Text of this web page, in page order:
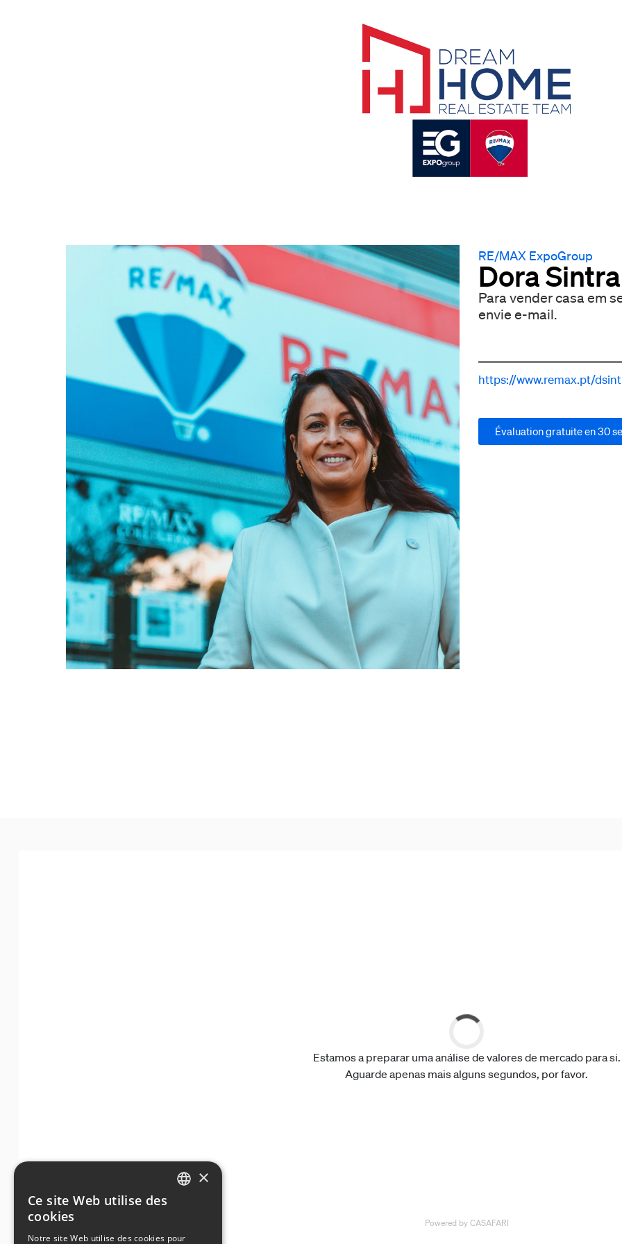
RE/MAX ExpoGroup
Dora Sintra
Para vender casa em
envie e-mail.
https://www.remax.pt/
Évaluation gratuite en 30
ENGLISH
×
Ce site Web utilise des
cookies
Notre site Web utilise des cookies pour